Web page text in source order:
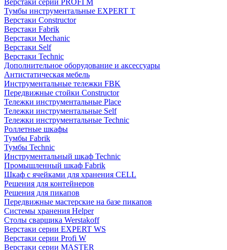
Верстаки серии PROFI M
Тумбы инструментальные EXPERT T
Верстаки Constructor
Верстаки Fabrik
Верстаки Mechanic
Верстаки Self
Верстаки Technic
Дополнительное оборудование и аксессуары
Антистатическая мебель
Инструментальные тележки FBK
Передвижные стойки Constructor
Тележки инструментальные Place
Тележки инструментальные Self
Тележки инструментальные Technic
Роллетные шкафы
Тумбы Fabrik
Тумбы Technic
Инструментальный шкаф Technic
Промышленный шкаф Fabrik
Шкаф с ячейками для хранения CELL
Решения для контейнеров
Решения для пикапов
Передвижные мастерские на базе пикапов
Системы хранения Helper
Столы сварщика Werstakoff
Верстаки серии EXPERT WS
Верстаки серии Profi W
Верстаки серии MASTER